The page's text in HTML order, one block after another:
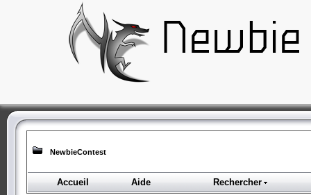
NewbieContest
Accueil Aide Rechercher